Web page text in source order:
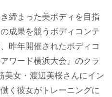
締まった美ボディを目指
成果を競うボディコンテ
昨年開催されたボディコ
ワード横浜大会』のクラ
美女・渡辺美桜さんにイン
く彼女がトレーニングに